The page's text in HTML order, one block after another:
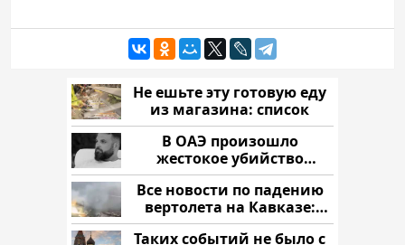
Не ешьте эту готовую еду
из магазина: список
В ОАЭ произошло
жестокое убийство
криптомиллионера
Все новости по падению
вертолета на Кавказе:
читать здесь
Таких событий не было с